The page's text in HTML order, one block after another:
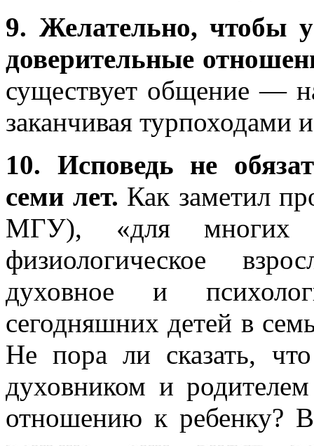
9. Желательно, чтобы
доверительные
существует общение —
заканчивая турпоходами
10. Исповедь не
семи лет. Как заметил
МГУ), «для многих
физиологическое
духовное и
сегодняшних детей в
Не пора ли сказать, что
духовником и
отношению к ребенку?